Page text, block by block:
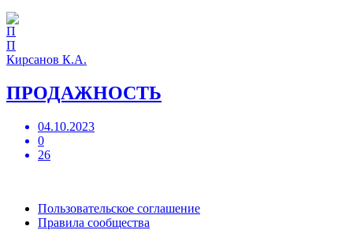
П
Кирсанов К.А.
ПРОДАЖНОСТЬ
04.10.2023
0
26
Пользовательское соглашение
Правила сообщества